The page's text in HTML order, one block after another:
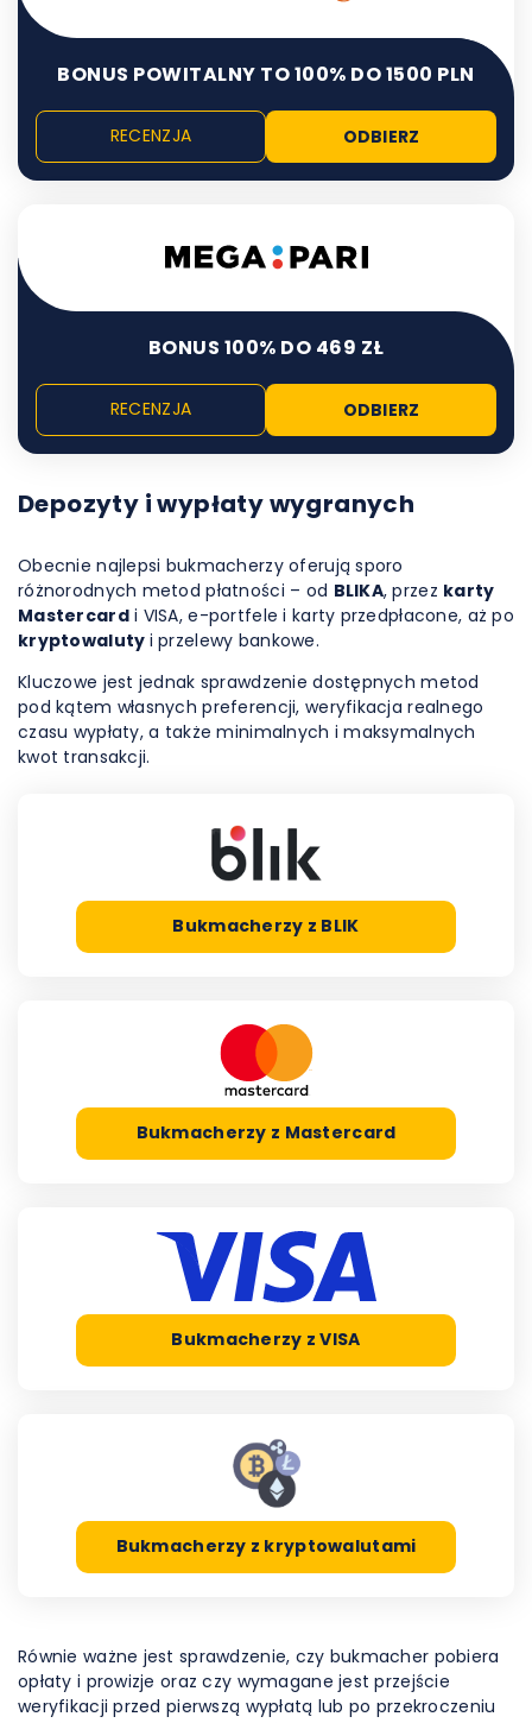
BONUS POWITALNY TO 100% DO 1500 PLN
RECENZJA ODBIERZ
BONUS 100% DO 469 ZŁ
RECENZJA ODBIERZ
Depozyty i wypłaty wygranych
Obecnie najlepsi bukmacherzy oferują sporo
różnorodnych metod płatności – od BLIKA, przez karty
Mastercardi VISA, e-portfele i karty przedpłacone, aż po
kryptowaluty i przelewy bankowe.
Kluczowe jest jednak sprawdzenie dostępnych metod
pod kątem własnych preferencji, weryfikacja realnego
czasu wypłaty, a także minimalnych i maksymalnych
kwot transakcji.
Bukmacherzy z BLIK
Bukmacherzy z Mastercard
Bukmacherzy z VISA
Bukmacherzy z kryptowalutami
Równie ważne jest sprawdzenie, czy bukmacher pobiera
opłaty i prowizje oraz czy wymagane jest przejście
weryfikacji przed pierwszą wypłatą lub po przekroczeniu